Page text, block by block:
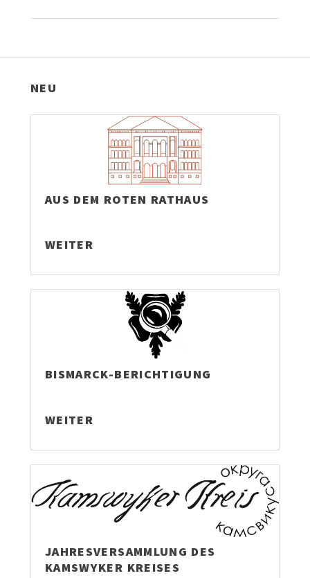
NEU
AUS DEM ROTEN RATHAUS
WEITER
BISMARCK-BERICHTIGUNG
WEITER
JAHRESVERSAMMLUNG DES
KAMSWYKER KREISES